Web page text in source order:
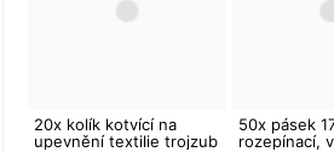
20x kolík kotvící na
upevnění textilie trojzub
50x pásek
rozepínací,